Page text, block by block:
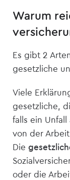
Warum
Es gibt 2
gesetzliche
Viele
gesetzliche,
falls ein
von der
Die
oder die